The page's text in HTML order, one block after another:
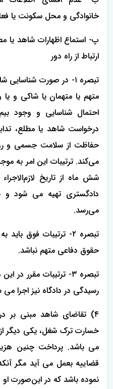
خانوادگی و محل سکونت یا
پ- استماع اظهارات شاهد یا
ارتباط از راه دور
تبصره ۱- در صورت
متهم یا متهمان یا شاکی و
احتمال شناسایی و وجود
درخواست شاهد یا مطلع،
حفاظت از سلامت جسمی و
می‌کند. ترتیبات این امر به
شش ماه از تاریخ
دادگستری تهیه می شود و
می‌رسد.
تبصره ۲- ترتیبات ‌فوق
‌حقوق ‌دفاعی متهم نباشد.
رسیدگی در دادگاه نیز اجرا
۴) تقاضای شاهد مبنی بر
خسارت ترک شغل، یکی دیگر
می باشد. پرداخت چنین
قضاییه بعمل می آید مگر
نموده باشد که در این‌صورت